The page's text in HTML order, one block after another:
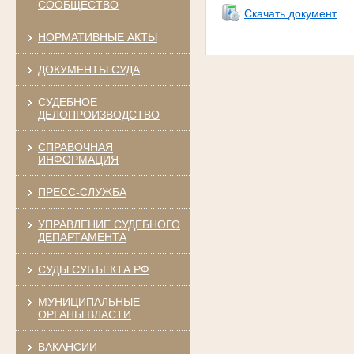
СООБЩЕСТВО
НОРМАТИВНЫЕ АКТЫ
ДОКУМЕНТЫ СУДА
СУДЕБНОЕ
ДЕЛОПРОИЗВОДСТВО
СПРАВОЧНАЯ
ИНФОРМАЦИЯ
ПРЕСС-СЛУЖБА
УПРАВЛЕНИЕ СУДЕБНОГО
ДЕПАРТАМЕНТА
СУДЫ СУБЪЕКТА РФ
МУНИЦИПАЛЬНЫЕ
ОРГАНЫ ВЛАСТИ
ВАКАНСИИ
Скачать документ